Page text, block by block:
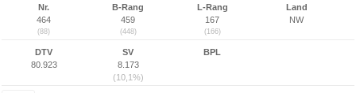
Nr.
464
(88)
B-Rang
459
(448)
L-Rang
167
(166)
Land
NW
DTV
80.923
SV
8.173
(10,1%)
BPL